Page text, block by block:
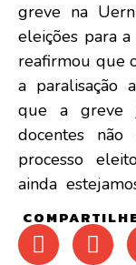
greve na
eleições para
reafirmou que
a paralisação
que a greve
docentes
processo
ainda